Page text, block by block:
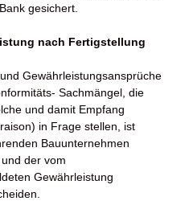
gesichert.
nach Fertigstellung
Gewährleistungsansprüche
Sachmängel, die
und damit Empfang
in Frage stellen, ist
Bauunternehmen
der vom
Gewährleistung